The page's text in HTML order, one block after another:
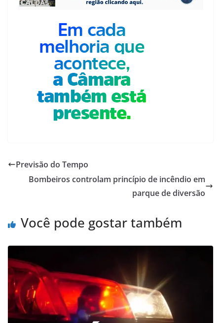
Previsão do Tempo
Bombeiros controlam princípio de incêndio em
parque de diversão
Você pode gostar também